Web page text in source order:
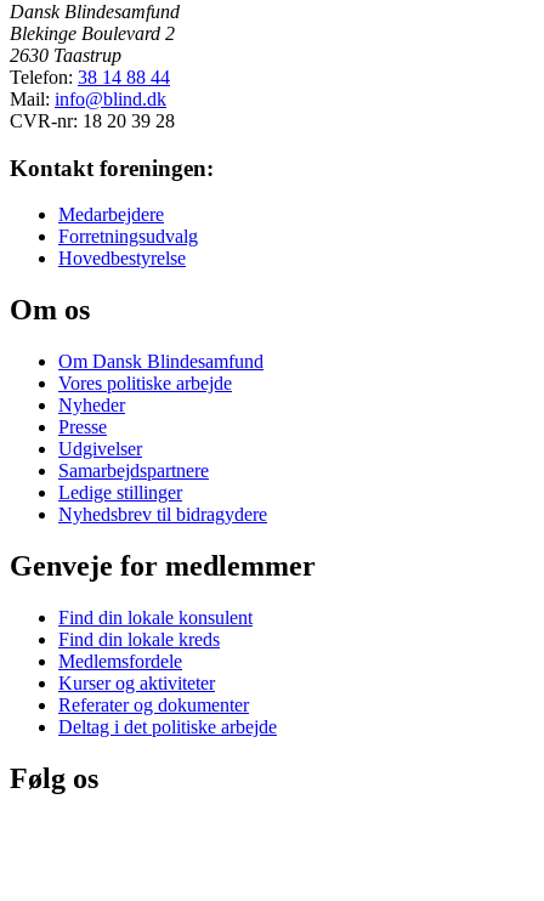
Dansk Blindesamfund
Blekinge Boulevard 2
2630 Taastrup
Telefon: 38 14 88 44
Mail: info@blind.dk
CVR-nr: 18 20 39 28
Kontakt foreningen:
Medarbejdere
Forretningsudvalg
Hovedbestyrelse
Om os
Om Dansk Blindesamfund
Vores politiske arbejde
Nyheder
Presse
Udgivelser
Samarbejdspartnere
Ledige stillinger
Nyhedsbrev til bidragydere
Genveje for medlemmer
Find din lokale konsulent
Find din lokale kreds
Medlemsfordele
Kurser og aktiviteter
Referater og dokumenter
Deltag i det politiske arbejde
Følg os